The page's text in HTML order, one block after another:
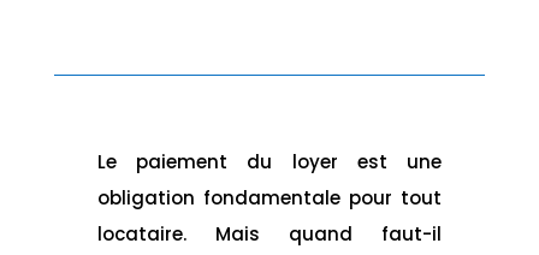
Le paiement du loyer est une
obligation fondamentale pour tout
locataire. Mais quand faut-il